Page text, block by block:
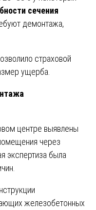
сечения
демонтажа,
страховой
ущерба.
центре выявлены
через
экспертиза была
железобетонных